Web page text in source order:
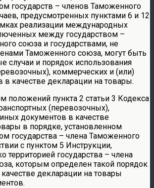
государств – членов Таможенного
предусмотренных пунктами 6 и 12
реализации международных
между государством –
союза и государствами, не
Таможенного союза, могут быть
случаи и порядок использования
коммерческих и (или)
качестве декларации на товары.
положений пункта 2 статьи 3 Кодекса
(перевозочных),
документов в качестве
в порядке, установленном
государства – члена Таможенного
с пунктом 5 Инструкции,
территорией государства – члена
которым определен такой порядок
декларации на товары